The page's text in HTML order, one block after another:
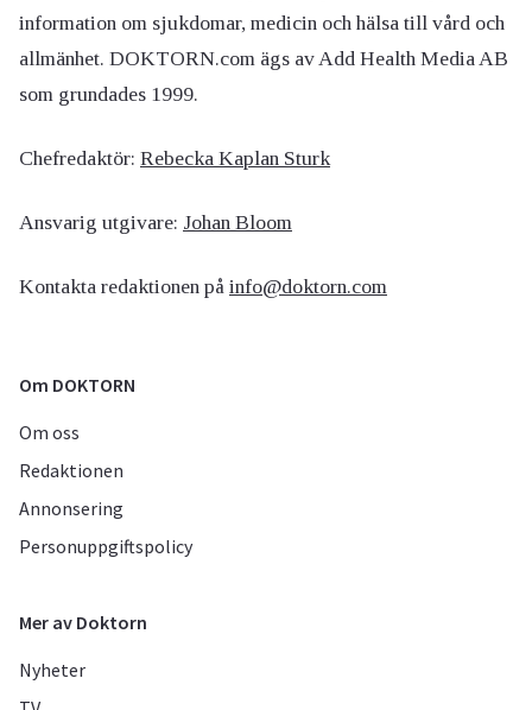
information om sjukdomar, medicin och hälsa till vård och
allmänhet. DOKTORN.com ägs av Add Health Media AB
som grundades 1999.
Chefredaktör: Rebecka Kaplan Sturk
Ansvarig utgivare: Johan Bloom
Kontakta redaktionen på info@doktorn.com
Om DOKTORN
Om oss
Redaktionen
Annonsering
Personuppgiftspolicy
Mer av Doktorn
Nyheter